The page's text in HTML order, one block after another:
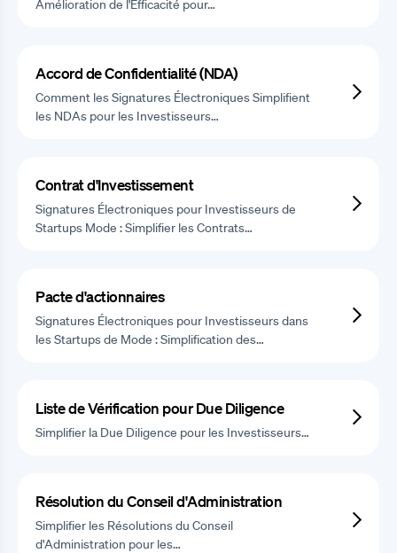
Amélioration de l'Efficacité pour…
Accord de Confidentialité (NDA)
Comment les Signatures Électroniques Simplifient
les NDAs pour les Investisseurs…
Contrat d'Investissement
Signatures Électroniques pour Investisseurs de
Startups Mode : Simplifier les Contrats…
Pacte d'actionnaires
Signatures Électroniques pour Investisseurs dans
les Startups de Mode : Simplification des…
Liste de Vérification pour Due Diligence
Simplifier la Due Diligence pour les Investisseurs…
Résolution du Conseil d'Administration
Simplifier les Résolutions du Conseil
d'Administration pour les…